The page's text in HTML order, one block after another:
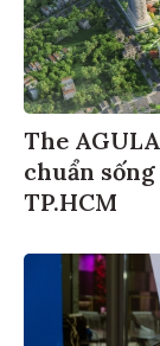
The
chuẩn
TP.HCM